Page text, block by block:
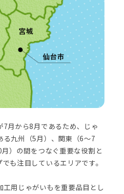
7月から8月であるため、じゃ
る九州（5月）、関東（6～7
）の間をつなぐ重要な役割と
も注目しているエリアです。
用じゃがいもを重要品目とし